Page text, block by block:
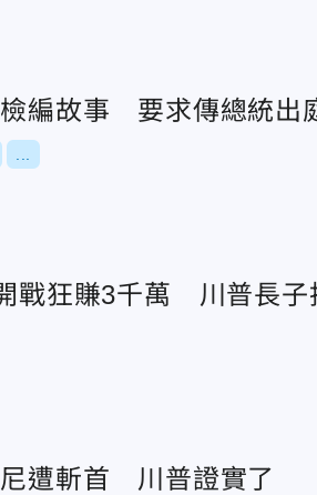
編故事 要求傳總統出
戰狂賺3千萬 川普長子
遭斬首 川普證實了